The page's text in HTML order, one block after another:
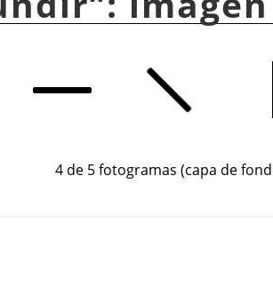
4 de 5 fotogramas (capa de